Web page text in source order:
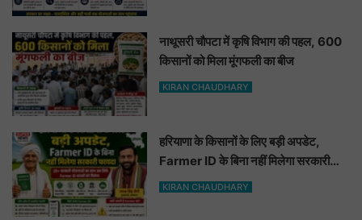
नाथूसरी चौपटा में कृषि विभाग की पहल, 600
किसानों को मिला मूंगफली का बीज
KIRAN CHAUDHARY
हरियाणा के किसानों के लिए बड़ी अपडेट,
Farmer ID के बिना नहीं मिलेगा सरकारी
फायदा
KIRAN CHAUDHARY